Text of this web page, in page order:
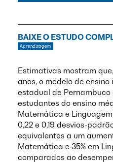
BAIXE O ESTUDO
Aprendizagem
Estimativas mostram
anos, o modelo de
estadual de
estudantes do ensino
Matemática e
0,22 e 0,19 desvios-
equivalentes a um
Matemática e 35% em
comparados ao